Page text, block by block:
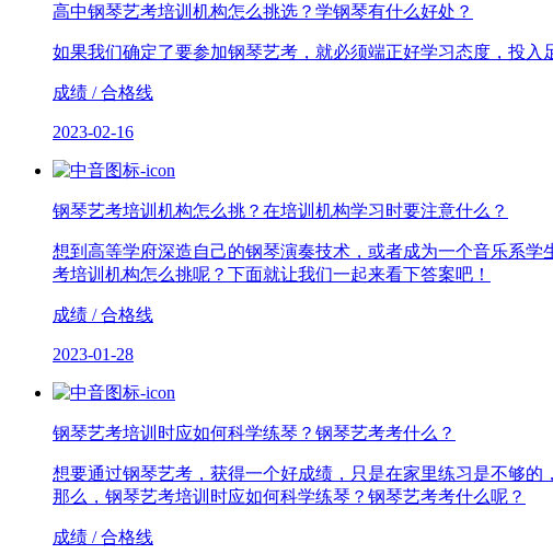
高中钢琴艺考培训机构怎么挑选？学钢琴有什么好处？
如果我们确定了要参加钢琴艺考，就必须端正好学习态度，投
成绩 / 合格线
2023-02-16
钢琴艺考培训机构怎么挑？在培训机构学习时要注意什么？
想到高等学府深造自己的钢琴演奏技术，或者成为一个音乐系
考培训机构怎么挑呢？下面就让我们一起来看下答案吧！
成绩 / 合格线
2023-01-28
钢琴艺考培训时应如何科学练琴？钢琴艺考考什么？
想要通过钢琴艺考，获得一个好成绩，只是在家里练习是不够
那么，钢琴艺考培训时应如何科学练琴？钢琴艺考考什么呢？
成绩 / 合格线